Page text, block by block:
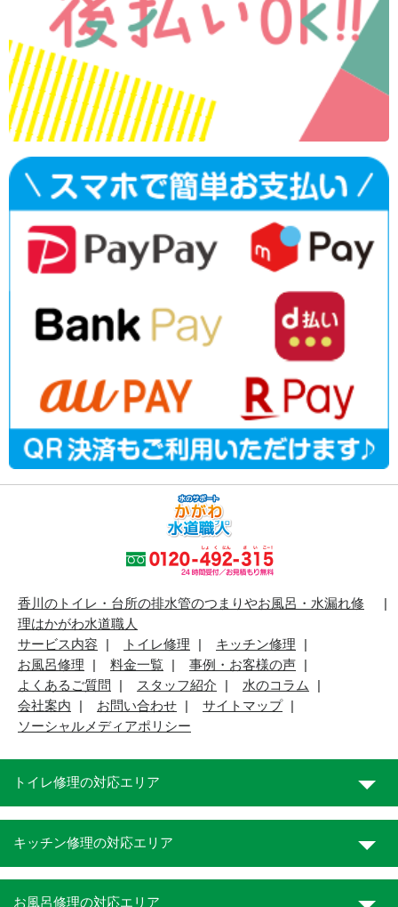
香川のトイレ・台所の排水管のつまりやお風呂・水漏れ修
理はかがわ水道職人
サービス内容
トイレ修理
キッチン修理
お風呂修理
料金一覧
事例・お客様の声
よくあるご質問
スタッフ紹介
水のコラム
会社案内
お問い合わせ
サイトマップ
ソーシャルメディアポリシー
トイレ修理の対応エリア
キッチン修理の対応エリア
お風呂修理の対応エリア